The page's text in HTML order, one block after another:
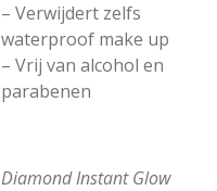
– Verwijdert zelfs
waterproof make up
– Vrij van alcohol en
parabenen
Diamond Instant Glow